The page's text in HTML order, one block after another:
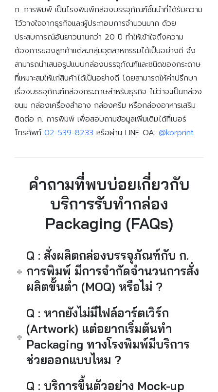
ก. การพิมพ์ เป็นโรงพิมพ์กล่องบรรจุภัณฑ์ชั้นนำที่ได้รับความ
ไว้วางใจจากธุรกิจและผู้ประกอบการจำนวนมาก ด้วย
ประสบการณ์อันยาวนานกว่า 20 ปี ทำให้เข้าใจถึงความ
ต้องการของลูกค้าแต่ละกลุ่มอุตสาหกรรมได้เป็นอย่างดี จึง
สามารถนำเสนอรูปแบบกล่องบรรจุภัณฑ์และชนิดของกระดาษ
ที่เหมาะสมให้แก่สินค้าได้เป็นอย่างดี โดยสามารถให้คำปรึกษา
เรื่องบรรจุภัณฑ์กล่องกระดาษสำหรับธุรกิจ ไม่ว่าจะเป็นกล่อง
ขนม กล่องเครื่องสำอาง กล่องครีม หรือกล่องอาหารเสริม
ติดต่อ ก. การพิมพ์ เพื่อสอบถามข้อมูลเพิ่มเติมได้ที่เบอร์
โทรศัพท์ 02-539-8233 หรือผ่าน LINE OA: @korprint
คำถามที่พบบ่อยเกี่ยวกับ
บริการรับทํากล่อง
Packaging (FAQs)
Q : สั่งผลิตกล่องบรรจุภัณฑ์กับ ก.
การพิมพ์ มีการจำกัดจำนวนการสั่ง
ผลิตขั้นต่ำ (MOQ) หรือไม่ ?
Q : หากยังไม่มีไฟล์อาร์ตเวิร์ก
(Artwork) แต่อยากเริ่มต้นทำ
Packaging ทางโรงพิมพ์มีบริการ
ช่วยออกแบบไหม ?
Q : บริการขึ้นตัวอย่าง Mock-up